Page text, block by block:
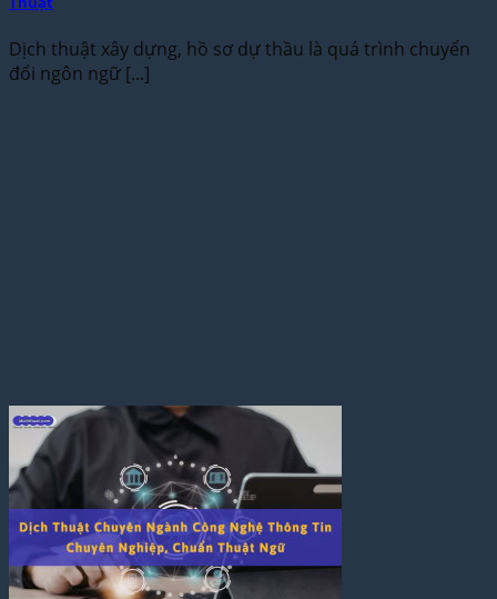
Dịch thuật xây dựng, hồ sơ dự thầu là quá trình chuyển
đổi ngôn ngữ [...]